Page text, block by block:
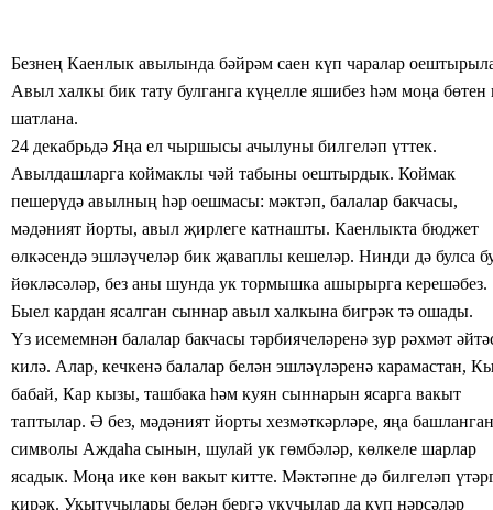
Безнең Каенлык авылында бәйрәм саен күп чаралар
Авыл халкы бик тату булганга күңелле яшибез һәм моңа бөтен
шатлана.
24 декабрьдә Яңа ел чыршысы ачылуны билгеләп үттек.
Авылдашларга коймаклы чәй табыны оештырдык. Коймак
пешерүдә авылның һәр оешмасы: мәктәп, балалар бакчасы,
мәдәният йорты, авыл җирлеге катнашты. Каенлыкта бюджет
өлкәсендә эшләүчеләр бик җаваплы кешеләр. Нинди дә булса
йөкләсәләр, без аны шунда ук тормышка ашырырга керешәбез.
Быел кардан ясалган сыннар авыл халкына бигрәк тә ошады.
Үз исемемнән балалар бакчасы тәрбиячеләренә зур рәхмәт
килә. Алар, кечкенә балалар белән эшләүләренә карамастан,
бабай, Кар кызы, ташбака һәм куян сыннарын ясарга вакыт
таптылар. Ә без, мәдәният йорты хезмәткәрләре, яңа
символы Аждаһа сынын, шулай ук гөмбәләр, көлкеле шарлар
ясадык. Моңа ике көн вакыт китте. Мәктәпне дә билгеләп
кирәк. Укытучылары белән бергә укучылар да күп нәрсәләр